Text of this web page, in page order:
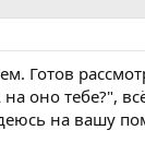
Готов
на оно тебе?",
на вашу